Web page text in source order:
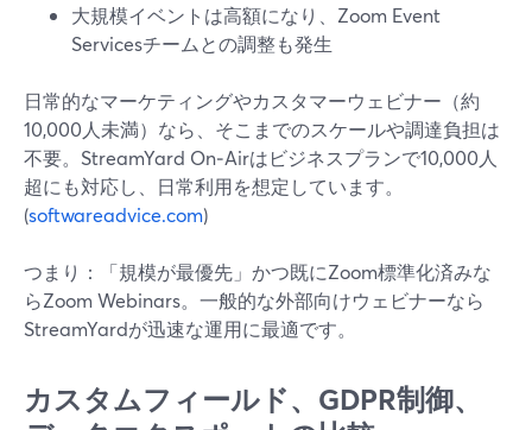
大規模イベントは高額になり、Zoom Event
Servicesチームとの調整も発生
日常的なマーケティングやカスタマーウェビナー（約
10,000人未満）なら、そこまでのスケールや調達負担は
不要。StreamYard On‑Airはビジネスプランで10,000人
超にも対応し、日常利用を想定しています。
(softwareadvice.com)
つまり：「規模が最優先」かつ既にZoom標準化済みな
らZoom Webinars。一般的な外部向けウェビナーなら
StreamYardが迅速な運用に最適です。
カスタムフィールド、GDPR制御、